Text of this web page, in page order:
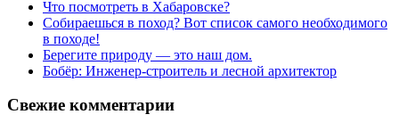
Что посмотреть в Хабаровске?
Собираешься в поход? Вот список самого необходимого
в походе!
Берегите природу — это наш дом.
Бобёр: Инженер-строитель и лесной архитектор
Свежие комментарии